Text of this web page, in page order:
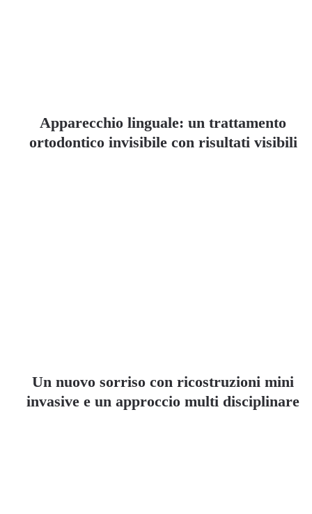
Apparecchio linguale: un trattamento
ortodontico invisibile con risultati visibili
Un nuovo sorriso con ricostruzioni mini
invasive e un approccio multi disciplinare